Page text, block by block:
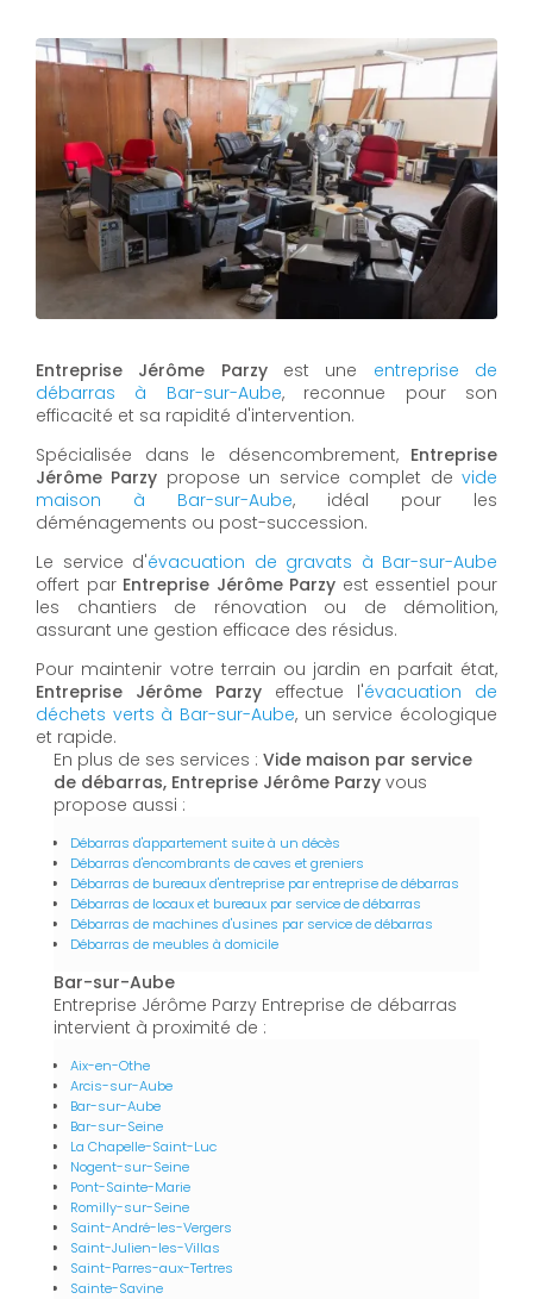
Entreprise Jérôme Parzyest une entreprise de
débarras à Bar-sur-Aube, reconnue pour son
efficacité et sa rapidité d'intervention.
Spécialisée dans le désencombrement, Entreprise
Jérôme Parzy propose un service complet devide
maison à Bar-sur-Aube, idéal pour les
déménagements ou post-succession.
Le service d'évacuation de gravats à Bar-sur-Aube
offert par Entreprise Jérôme Parzy est essentiel pour
les chantiers de rénovation ou de démolition,
assurant une gestion efficace des résidus.
Pour maintenir votre terrain ou jardin en parfait état,
Entreprise Jérôme Parzy effectue l'évacuation de
déchets verts à Bar-sur-Aube, un service écologique
et rapide.
En plus de ses services : Vide maison par service
de débarras, Entreprise Jérôme Parzy vous
propose aussi :
Débarras d'appartement suite à un décès
Débarras d'encombrants de caves et greniers
Débarras de bureaux d'entreprise par entreprise de débarras
Débarras de locaux et bureaux par service de débarras
Débarras de machines d'usines par service de débarras
Débarras de meubles à domicile
Bar-sur-Aube
Entreprise Jérôme Parzy Entreprise de débarras
intervient à proximité de :
Aix-en-Othe
Arcis-sur-Aube
Bar-sur-Aube
Bar-sur-Seine
La Chapelle-Saint-Luc
Nogent-sur-Seine
Pont-Sainte-Marie
Romilly-sur-Seine
Saint-André-les-Vergers
Saint-Julien-les-Villas
Saint-Parres-aux-Tertres
Sainte-Savine